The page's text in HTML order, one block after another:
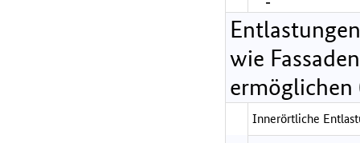
-
wie
ermöglichen
Innerörtliche